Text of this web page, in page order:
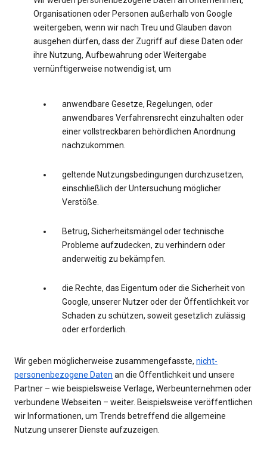
Organisationen oder Personen außerhalb von Google
weitergeben, wenn wir nach Treu und Glauben davon
ausgehen dürfen, dass der Zugriff auf diese Daten oder
ihre Nutzung, Aufbewahrung oder Weitergabe
vernünftigerweise notwendig ist, um
anwendbare Gesetze, Regelungen, oder
anwendbares Verfahrensrecht einzuhalten oder
einer vollstreckbaren behördlichen Anordnung
nachzukommen.
geltende Nutzungsbedingungen durchzusetzen,
einschließlich der Untersuchung möglicher
Verstöße.
Betrug, Sicherheitsmängel oder technische
Probleme aufzudecken, zu verhindern oder
anderweitig zu bekämpfen.
die Rechte, das Eigentum oder die Sicherheit von
Google, unserer Nutzer oder der Öffentlichkeit vor
Schaden zu schützen, soweit gesetzlich zulässig
oder erforderlich.
Wir geben möglicherweise zusammengefasste, nicht-
personenbezogene Daten an die Öffentlichkeit und unsere
Partner – wie beispielsweise Verlage, Werbeunternehmen oder
verbundene Webseiten – weiter. Beispielsweise veröffentlichen
wir Informationen, um Trends betreffend die allgemeine
Nutzung unserer Dienste aufzuzeigen.